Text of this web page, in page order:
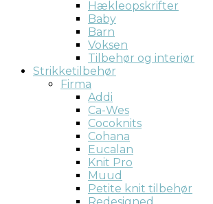
Hækleopskrifter
Baby
Barn
Voksen
Tilbehør og interiør
Strikketilbehør
Firma
Addi
Ca-Wes
Cocoknits
Cohana
Eucalan
Knit Pro
Muud
Petite knit tilbehør